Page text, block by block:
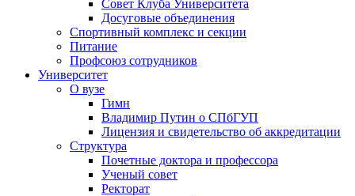
Совет Клуба Университета
Досуговые объединения
Спортивный комплекс и секции
Питание
Профсоюз сотрудников
Университет
О вузе
Гимн
Владимир Путин о СПбГУП
Лицензия и свидетельство об аккредитации
Структура
Почетные доктора и профессора
Ученый совет
Ректорат